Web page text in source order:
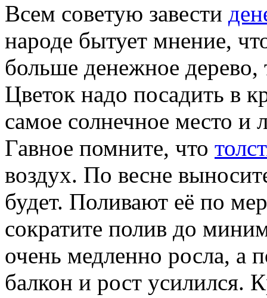
Всем советую завести
народе бытует мнение,
больше денежное дерево,
Цветок надо посадить в
самое солнечное место и
Гавное помните, что
воздух. По весне
будет. Поливают её по
сократите полив до
очень медленно росла, а
балкон и рост усилился.